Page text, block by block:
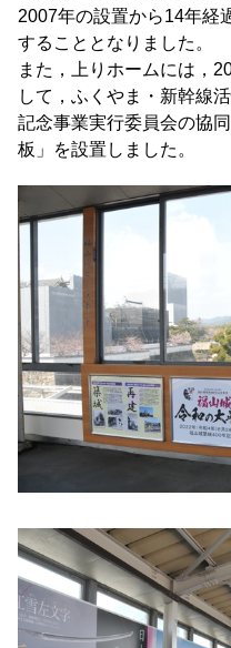
2007年の設置から14年経
することとなりました。
また，上りホームには，
して，ふくやま・新幹線
記念事業実行委員会の協
板」を設置しました。